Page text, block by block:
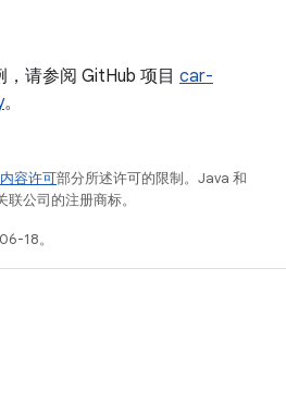
请参阅 GitHub 项目 car-
。
内容许可部分所述许可的限制。Java 和
公司的注册商标。
18。